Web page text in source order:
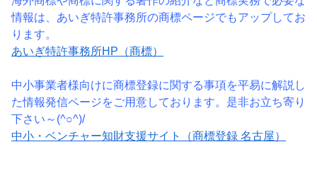
情報は、あいぎ特許事務所の商標ページでもアップしてお
ります。
あいぎ特許事務所HP（商標）
中小事業者様向けに商標登録に関する事項を平易に解説し
た情報発信ページをご用意しております。是非お立ち寄り
下さい～(^○^)/
中小・ベンチャー知財支援サイト（商標登録 名古屋）